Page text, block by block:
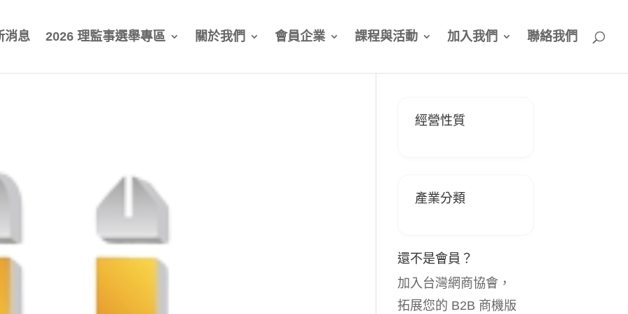
消息 2026 理監事選舉專區 關於我們 會員企業 課程與活動 加入我們 聯絡我們
經營性質
產業分類
還不是會員？
加入台灣網商協會，
拓展您的 B2B 商機版